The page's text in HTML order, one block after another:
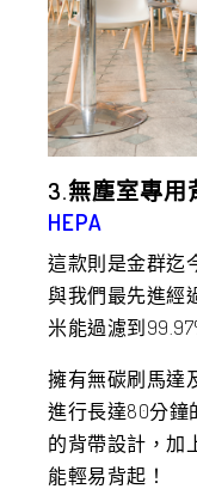
3.無塵室專用
HEPA
這款則是金群迄
與我們最先進經
米能過濾到
擁有無碳刷馬達
進行長達80分鐘
的背帶設計，加
能輕易背起！